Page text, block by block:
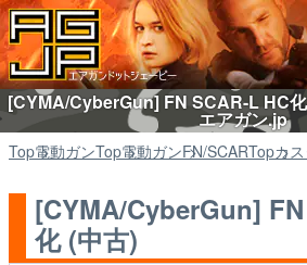
[CYMA/CyberGun] FN SCAR-L HC
エアガン.jp
Top電動ガンTop電動ガンFN/SCARTopカ
[CYMA/CyberGun]
化 (中古)